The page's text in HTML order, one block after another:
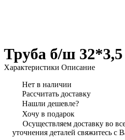
Труба б/ш
Характеристики Описание
Нет в наличии
Рассчитать доставку
Нашли дешевле?
Хочу в подарок
Осуществляем доставку во
уточнения деталей свяжитесь